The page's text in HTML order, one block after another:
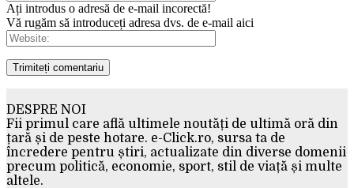
Ați introdus o adresă de e-mail incorectă!
Vă rugăm să introduceți adresa dvs. de e-mail aici
DESPRE NOI
Fii primul care află ultimele noutăți de ultimă oră din
țară și de peste hotare. e-Click.ro, sursa ta de
încredere pentru știri, actualizate din diverse domenii
precum politică, economie, sport, stil de viață și multe
altele.